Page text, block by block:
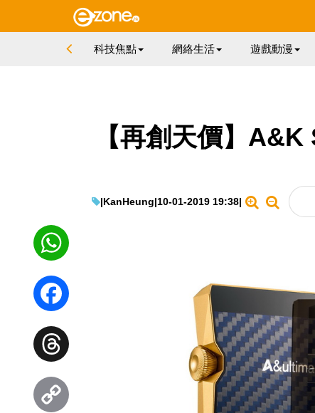
科技焦點 網絡生活 遊戲動漫
【再創天價】
|KanHeung|10-01-2019 19:38|
WhatsApp
Facebook
Threads